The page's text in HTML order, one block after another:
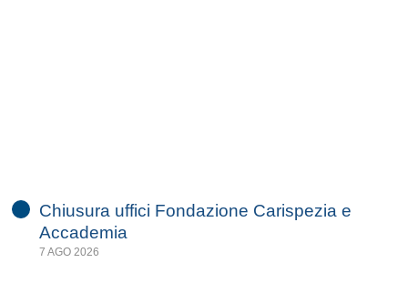
Chiusura uffici Fondazione Carispezia e
Accademia
7 AGO 2026